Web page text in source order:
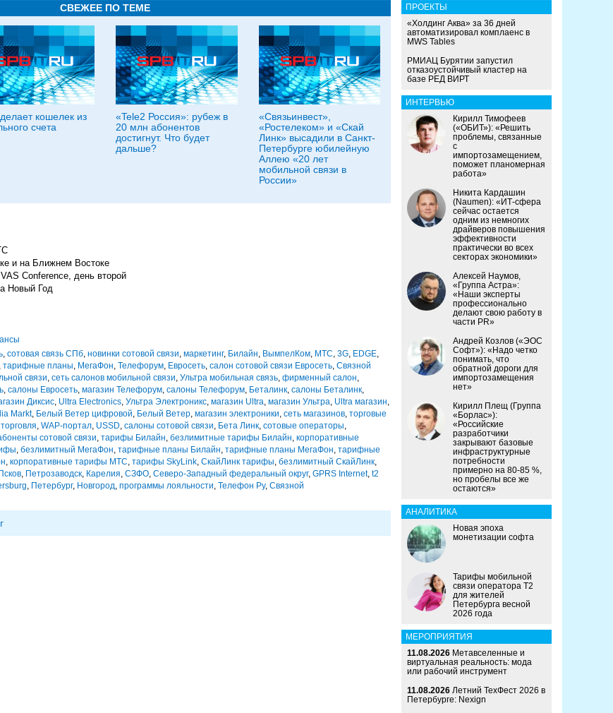
СВЕЖЕЕ ПО ТЕМЕ
кошелек из
счета
«Tele2 Россия»: рубеж в
20 млн абонентов
достигнут. Что будет
дальше?
«Связьинвест»,
«Ростелеком» и «Скай
Линк» высадили в Санкт-
Петербурге юбилейную
Аллею «20 лет
мобильной связи в
России»
и на Ближнем Востоке
Conference, день второй
Новый Год
, сотовая связь СПб, новинки сотовой связи, маркетинг, Билайн, ВымпелКом, МТС, 3G, EDGE,
, тарифные планы, МегаФон, Телефорум, Евросеть, салон сотовой связи Евросеть, Связной
связи, сеть салонов мобильной связи, Ультра мобильная связь, фирменный салон,
, салоны Евросеть, магазин Телефорум, салоны Телефорум, Беталинк, салоны Беталинк,
Диксис, Ultra Electronics, Ультра Электроникс, магазин Ultra, магазин Ультра, Ultra магазин,
Markt, Белый Ветер цифровой, Белый Ветер, магазин электроники, сеть магазинов, торговые
, WAP-портал, USSD, салоны сотовой связи, Бета Линк, сотовые операторы,
сотовой связи, тарифы Билайн, безлимитные тарифы Билайн, корпоративные
, безлимитный МегаФон, тарифные планы Билайн, тарифные планы МегаФон, тарифные
, корпоративные тарифы МТС, тарифы SkyLink, СкайЛинк тарифы, безлимитный СкайЛинк,
Псков, Петрозаводск, Карелия, СЗФО, Северо-Западный федеральный округ, GPRS Internet, t2
, Петербург, Новгород, программы лояльности, Телефон Ру, Связной
ПРОЕКТЫ
«Холдинг Аква» за 36 дней
автоматизировал комплаенс в
MWS Tables
РМИАЦ Бурятии запустил
отказоустойчивый кластер на
базе РЕД ВИРТ
ИНТЕРВЬЮ
Кирилл Тимофеев
(«ОБИТ»): «Решить
проблемы, связанные
с
импортозамещением,
поможет планомерная
работа»
Никита Кардашин
(Naumen): «ИТ-сфера
сейчас остается
одним из немногих
драйверов повышения
эффективности
практически во всех
секторах экономики»
Алексей Наумов,
«Группа Астра»:
«Наши эксперты
профессионально
делают свою работу в
части PR»
Андрей Козлов («ЭОС
Софт»): «Надо четко
понимать, что
обратной дороги для
импортозамещения
нет»
Кирилл Плещ (Группа
«Борлас»):
«Российские
разработчики
закрывают базовые
инфраструктурные
потребности
примерно на 80-85 %,
но пробелы все же
остаются»
АНАЛИТИКА
Новая эпоха
монетизации софта
Тарифы мобильной
связи оператора Т2
для жителей
Петербурга весной
2026 года
МЕРОПРИЯТИЯ
11.08.2026 Метавселенные и
виртуальная реальность: мода
или рабочий инструмент
11.08.2026 Летний ТехФест 2026 в
Петербурге: Nexign